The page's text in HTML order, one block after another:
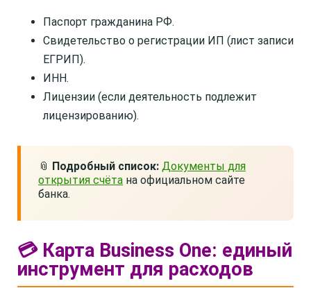
Паспорт гражданина РФ.
Свидетельство о регистрации ИП (лист записи
ЕГРИП).
ИНН.
Лицензии (если деятельность подлежит
лицензированию).
📎 Подробный список: Документы для
открытия счёта на официальном сайте
банка.
💳 Карта Business One: единый
инструмент для расходов